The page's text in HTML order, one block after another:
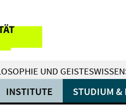
UND
INSTITUTE STUDIUM &